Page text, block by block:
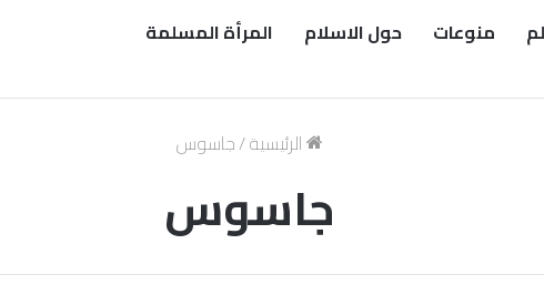
منوعات حول الاسلام المرأة المسلمة
الرئيسية/جاسوس
جاسوس